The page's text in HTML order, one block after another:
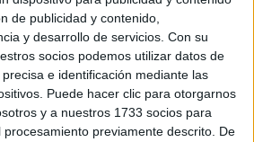
de publicidad y contenido,
y desarrollo de servicios. Con su
socios podemos utilizar datos de
e identificación mediante las
Puede hacer clic para otorgarnos
y a nuestros 1733 socios para
previamente descrito. De